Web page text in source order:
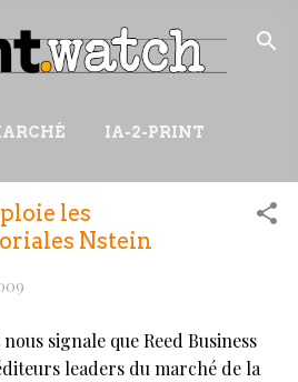
au contenu principal
IA-2-PRINT
WIKI
les
Nstein
signale que Reed Business
leaders du marché de la